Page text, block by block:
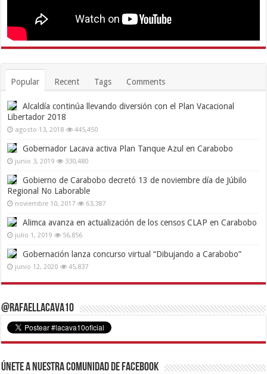
Popular Recent Tags Comments
Alcaldía continúa llevando diversión con el Plan Vacacional
Libertador 2018
agosto 13, 2018 445,450
Gobernador Lacava activa Plan Tanque Azul en Carabobo
junio 3, 2019 330,480
Gobierno de Carabobo decretó 13 de noviembre día de Júbilo
Regional No Laborable
noviembre 10, 2017 63,387
Alimca avanza en actualización de los censos CLAP en Carabobo
julio 1, 2019 56,856
Gobernación lanza concurso virtual “Dibujando a Carabobo”
junio 12, 2020 45,837
@RafaelLacava10
Únete a nuestra comunidad de Facebook